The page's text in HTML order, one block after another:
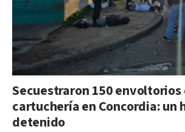
Secuestraron 150 envoltorios
cartuchería en Concordia: un
detenido